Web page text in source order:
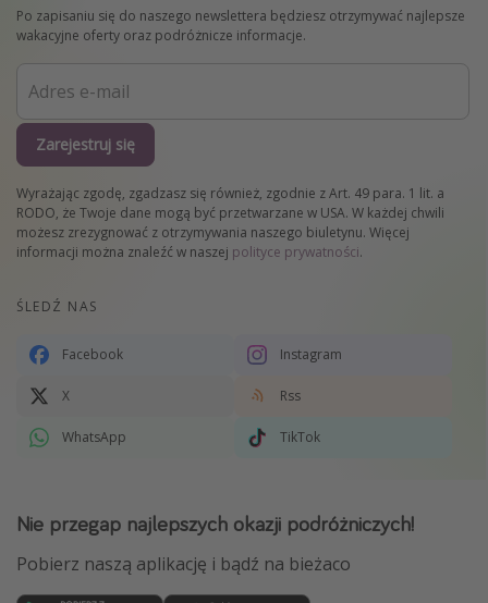
Po zapisaniu się do naszego newslettera będziesz otrzymywać najlepsze
wakacyjne oferty oraz podróżnicze informacje.
Zarejestruj się
Wyrażając zgodę, zgadzasz się również, zgodnie z Art. 49 para. 1 lit. a
RODO, że Twoje dane mogą być przetwarzane w USA. W każdej chwili
możesz zrezygnować z otrzymywania naszego biuletynu. Więcej
informacji można znaleźć w naszej polityce prywatności.
ŚLEDŹ NAS
Facebook Instagram
X Rss
WhatsApp TikTok
Nie przegap najlepszych okazji podróżniczych!
Pobierz naszą aplikację i bądź na bieżaco